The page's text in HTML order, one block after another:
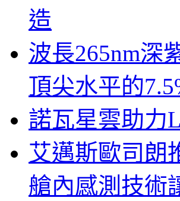
造
波長265nm深
頂尖水平的
諾瓦星雲助力
艾邁斯歐司朗
艙內感測技術